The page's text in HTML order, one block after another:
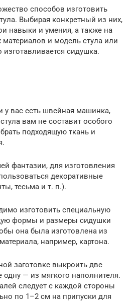
способов изготовить
Выбирая конкретный из них,
навыки и умения, а также на
и модель стула или
изготавливается сидушка.
у вас есть швейная машинка,
вам не составит особого
подходящую ткань и
фантазии, для изготовления
декоративные
тесьма и т. п.).
изготовить специальную
формы и размеры сидушки
она была изготовлена из
например, картона.
заготовке выкроить две
одну — из мягкого наполнителя.
следует с каждой стороны
по 1–2 см на припуски для